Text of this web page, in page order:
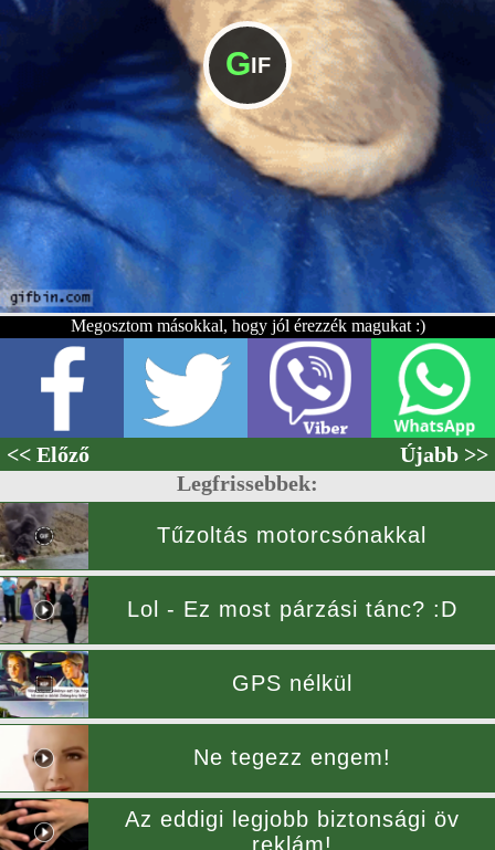
GIF
Megosztom másokkal, hogy jól érezzék magukat :)
<< Előző
Újabb >>
Legfrissebbek:
Tűzoltás motorcsónakkal
Lol - Ez most párzási tánc? :D
GPS nélkül
Ne tegezz engem!
Az eddigi legjobb biztonsági öv
reklám!